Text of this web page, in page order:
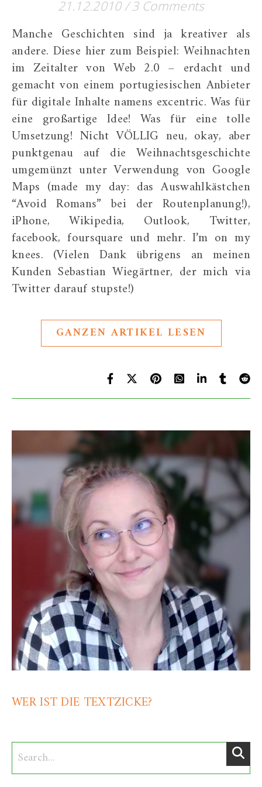
21.12.2010/ 3 Comments
Manche Geschichten sind ja kreativer als
andere. Diese hier zum Beispiel: Weihnachten
im Zeitalter von Web 2.0 – erdacht und
gemacht von einem portugiesischen Anbieter
für digitale Inhalte namens excentric. Was für
eine großartige Idee! Was für eine tolle
Umsetzung! Nicht VÖLLIG neu, okay, aber
punktgenau auf die Weihnachtsgeschichte
umgemünzt unter Verwendung von Google
Maps (made my day: das Auswahlkästchen
“Avoid Romans” bei der Routenplanung!),
iPhone, Wikipedia, Outlook, Twitter,
facebook, foursquare und mehr. I’m on my
knees. (Vielen Dank übrigens an meinen
Kunden Sebastian Wiegärtner, der mich via
Twitter darauf stupste!)
GANZEN ARTIKEL LESEN
WER IST DIE TEXTZICKE?